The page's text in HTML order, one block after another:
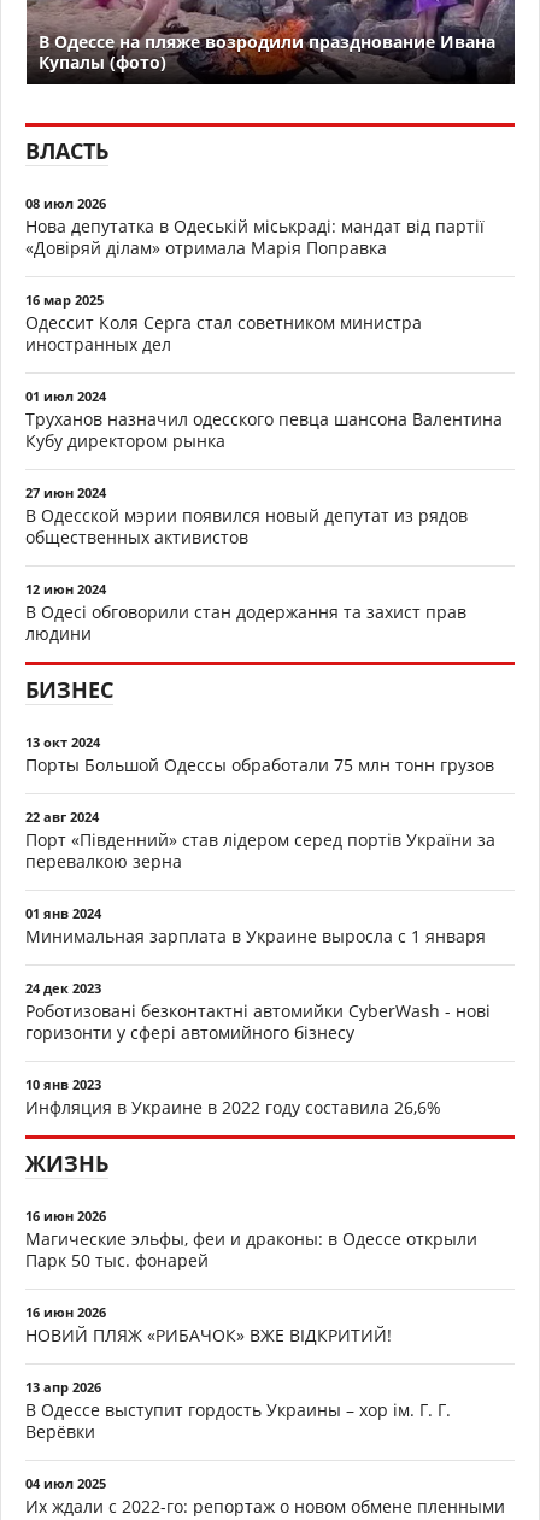
В Одессе на пляже возродили празднование Ивана
Купалы (фото)
ВЛАСТЬ
08 июл 2026
Нова депутатка в Одеській міськраді: мандат від партії
«Довіряй ділам» отримала Марія Поправка
16 мар 2025
Одессит Коля Серга стал советником министра
иностранных дел
01 июл 2024
Труханов назначил одесского певца шансона Валентина
Кубу директором рынка
27 июн 2024
В Одесской мэрии появился новый депутат из рядов
общественных активистов
12 июн 2024
В Одесі обговорили стан додержання та захист прав
людини
БИЗНЕС
13 окт 2024
Порты Большой Одессы обработали 75 млн тонн грузов
22 авг 2024
Порт «Південний» став лідером серед портів України за
перевалкою зерна
01 янв 2024
Минимальная зарплата в Украине выросла с 1 января
24 дек 2023
Роботизовані безконтактні автомийки CyberWash - нові
горизонти у сфері автомийного бізнесу
10 янв 2023
Инфляция в Украине в 2022 году составила 26,6%
ЖИЗНЬ
16 июн 2026
Магические эльфы, феи и драконы: в Одессе открыли
Парк 50 тыс. фонарей
16 июн 2026
НОВИЙ ПЛЯЖ «РИБАЧОК» ВЖЕ ВІДКРИТИЙ!
13 апр 2026
В Одессе выступит гордость Украины – хор ім. Г. Г.
Верёвки
04 июл 2025
Их ждали с 2022-го: репортаж о новом обмене пленными